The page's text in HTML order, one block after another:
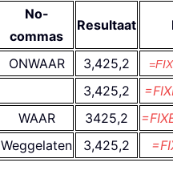
No-
commas
Resultaat
ONWAAR 3,425,2
3,425,2
WAAR 3425,2
Weggelaten 3,425,2